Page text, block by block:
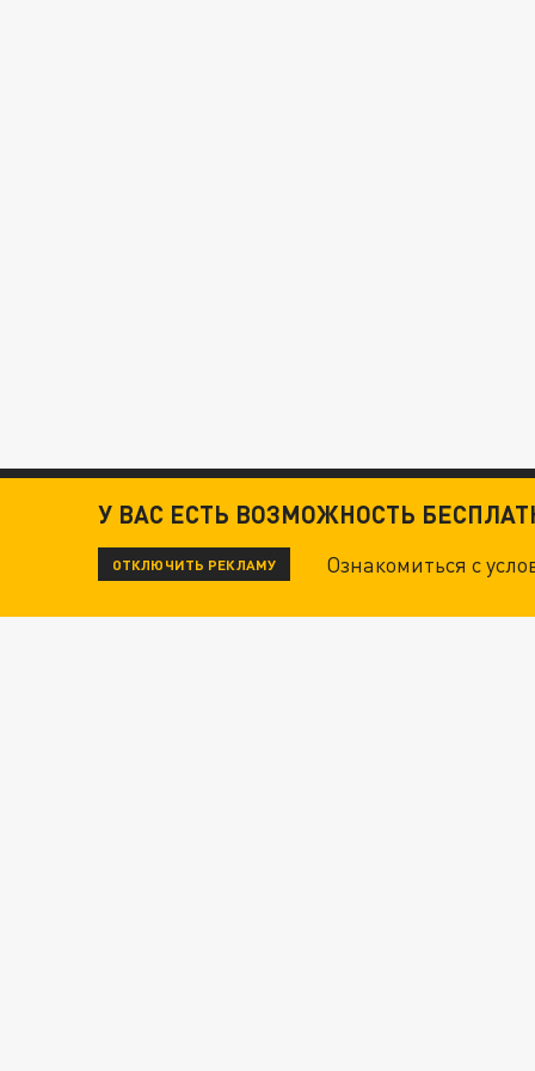
У ВАС ЕСТЬ ВОЗМОЖНОСТЬ
ОТКЛЮЧИТЬ РЕКЛАМУ Ознакомиться с